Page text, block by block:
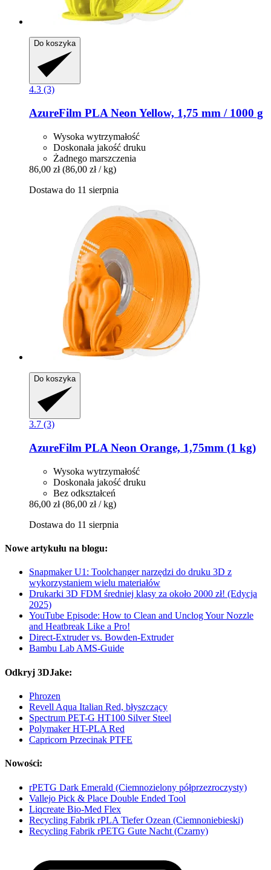
Do koszyka
4.3 (3)
AzureFilm PLA Neon Yellow, 1,75 mm / 1000 g
Wysoka wytrzymałość
Doskonała jakość druku
Żadnego marszczenia
86,00 zł (86,00 zł / kg)
Dostawa do 11 sierpnia
Do koszyka
3.7 (3)
AzureFilm PLA Neon Orange, 1,75mm (1 kg)
Wysoka wytrzymałość
Doskonała jakość druku
Bez odkształceń
86,00 zł (86,00 zł / kg)
Dostawa do 11 sierpnia
Nowe artykułu na blogu:
Snapmaker U1: Toolchanger narzędzi do druku 3D z
wykorzystaniem wielu materiałów
Drukarki 3D FDM średniej klasy za około 2000 zł! (Edycja
2025)
YouTube Episode: How to Clean and Unclog Your Nozzle
and Heatbreak Like a Pro!
Direct-Extruder vs. Bowden-Extruder
Bambu Lab AMS-Guide
Odkryj 3DJake:
Phrozen
Revell Aqua Italian Red, błyszczący
Spectrum PET-G HT100 Silver Steel
Polymaker HT-PLA Red
Capricorn Przecinak PTFE
Nowości:
rPETG Dark Emerald (Ciemnozielony półprzezroczysty)
Vallejo Pick & Place Double Ended Tool
Liqcreate Bio-Med Flex
Recycling Fabrik rPLA Tiefer Ozean (Ciemnoniebieski)
Recycling Fabrik rPETG Gute Nacht (Czarny)